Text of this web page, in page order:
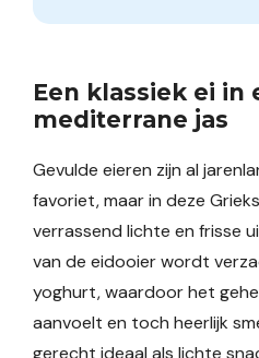
Een klassiek ei in
mediterrane jas
Gevulde eieren zijn al
favoriet, maar in deze
verrassend lichte en frisse
van de eidooier wordt
yoghurt, waardoor het
aanvoelt en toch heerlijk
gerecht ideaal als lichte